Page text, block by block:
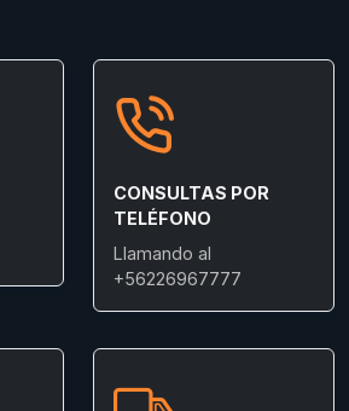
CONSULTAS POR
TELÉFONO
Llamando al
+56226967777